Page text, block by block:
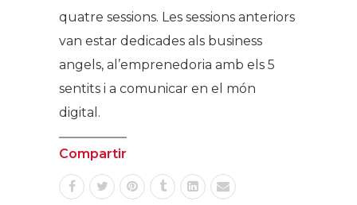
quatre sessions. Les sessions anteriors
van estar dedicades als business
angels, al’emprenedoria amb els 5
sentits i a comunicar en el món
digital.
Compartir